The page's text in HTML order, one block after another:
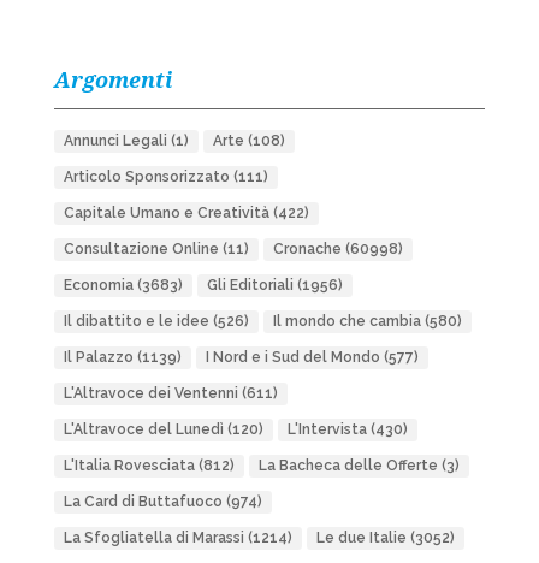
Argomenti
Annunci Legali (1) Arte (108)
Articolo Sponsorizzato (111)
Capitale Umano e Creatività(422)
Consultazione Online (11) Cronache (60998)
Economia(3683) Gli Editoriali (1956)
Il dibattito e le idee (526) Il mondo che cambia(580)
Il Palazzo (1139) I Nord e i Sud del Mondo (577)
L'Altravoce dei Ventenni (611)
L'Altravoce del Lunedì (120) L'Intervista(430)
L'Italia Rovesciata(812) La Bacheca delle Offerte (3)
La Card di Buttafuoco (974)
La Sfogliatella di Marassi (1214) Le due Italie (3052)